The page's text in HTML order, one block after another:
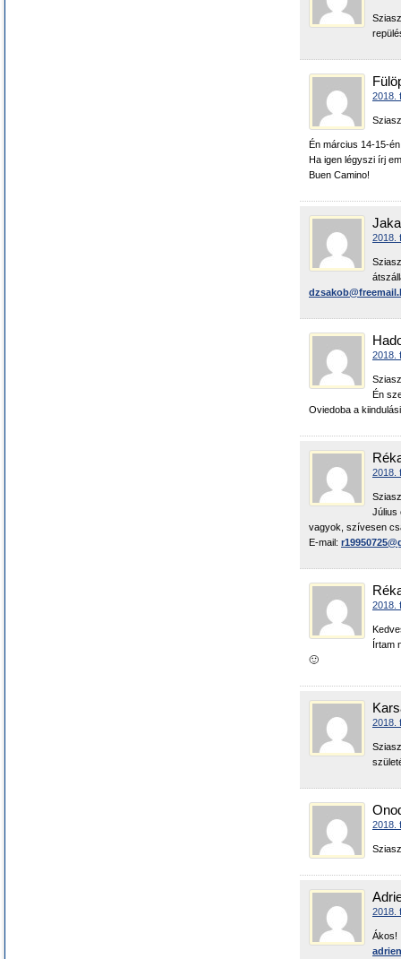
2018.
Én március 14-15-
Ha igen légyszi írj
Buen Camino!
2018.
2018.
Én
Oviedoba a
2018.
Július
vagyok, szívesen
E-mail:
2018.
Írtam
🙂
2018.
2018.
2018.
Ákos!